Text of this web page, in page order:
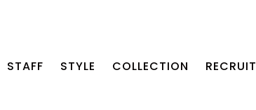
STAFF STYLE COLLECTION RECRUIT